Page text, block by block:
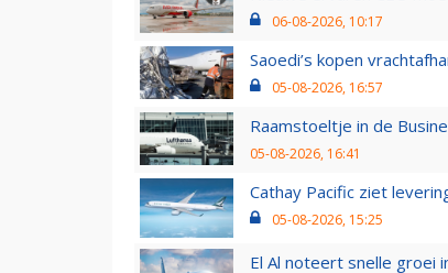
06-08-2026, 10:17
Saoedi’s kopen
05-08-2026, 16:57
Raamstoeltje in de
05-08-2026, 16:41
Cathay Pacific ziet
05-08-2026, 15:25
El Al noteert snelle groei